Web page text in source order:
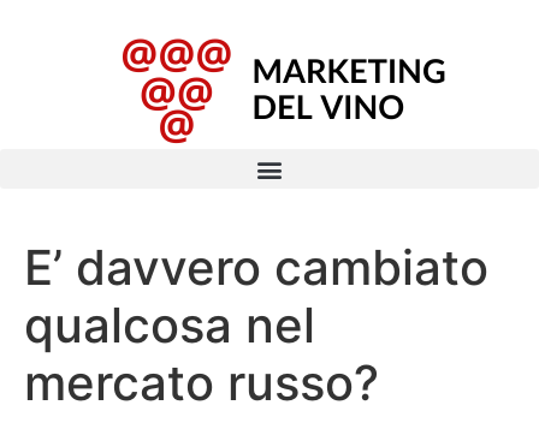
E’ davvero cambiato
qualcosa nel
mercato russo?